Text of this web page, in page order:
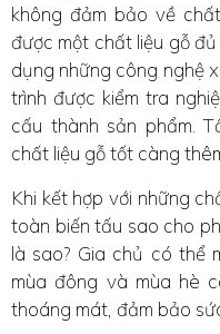
không đảm bảo về
được một chất liệu gỗ
dụng những công nghệ
trình được kiểm tra
cấu thành sản phẩm.
chất liệu gỗ tốt càng
Khi kết hợp với những
toàn biến tấu sao cho
là sao? Gia chủ có thể
mùa đông và mùa hè
thoáng mát, đảm bảo